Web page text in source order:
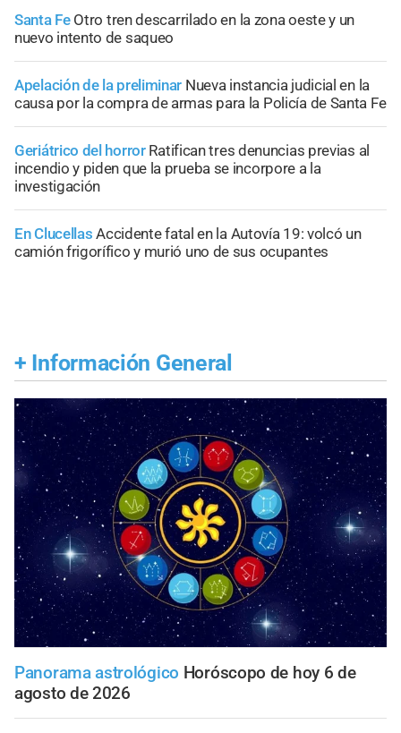
Santa Fe Otro tren descarrilado en la zona oeste y un
nuevo intento de saqueo
Apelación de la preliminar Nueva instancia judicial en la
causa por la compra de armas para la Policía de Santa Fe
Geriátrico del horror Ratifican tres denuncias previas al
incendio y piden que la prueba se incorpore a la
investigación
En Clucellas Accidente fatal en la Autovía 19: volcó un
camión frigorífico y murió uno de sus ocupantes
+ Información General
Panorama astrológico Horóscopo de hoy 6 de
agosto de 2026